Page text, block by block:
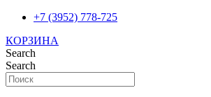
+7 (3952) 778-725
КОРЗИНА
Search
Search